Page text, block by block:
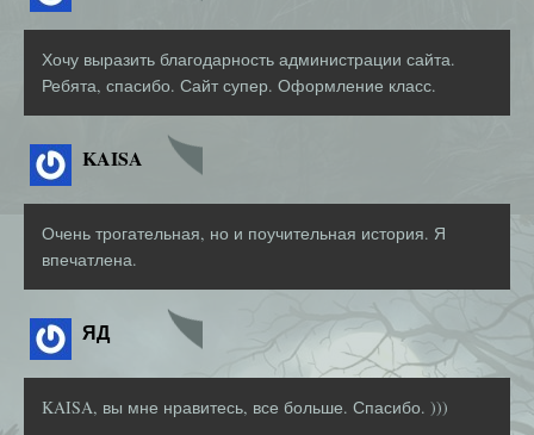
Хочу выразить благодарность администрации сайта.
Ребята, спасибо. Сайт супер. Оформление класс.
KAISA
Очень трогательная, но и поучительная история. Я
впечатлена.
ЯД
KAISA, вы мне нравитесь, все больше. Спасибо. )))